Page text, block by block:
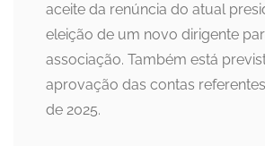
aceite da renúncia do atual
eleição de um novo dirigente
associação. Também está
aprovação das contas
de 2025.